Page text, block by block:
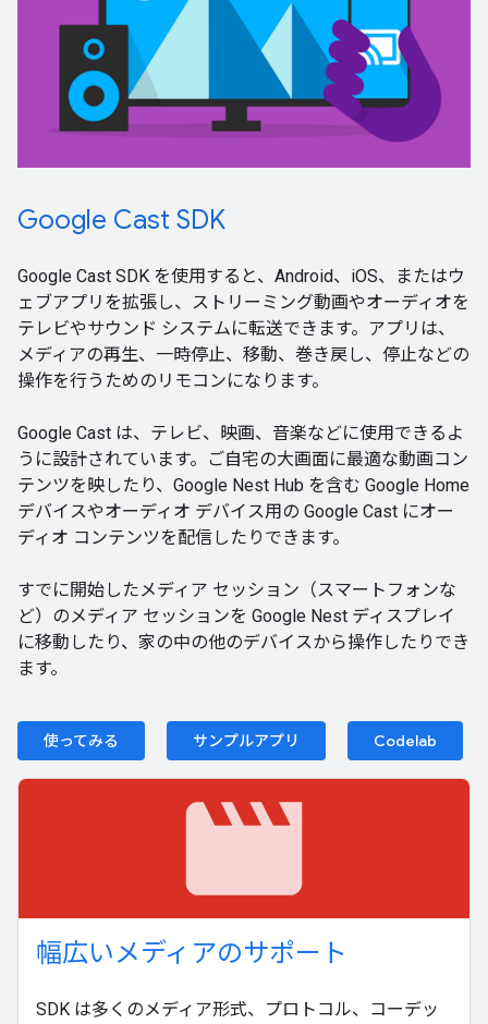
Google Cast SDK
Google Cast SDK を使用すると、Android、iOS、またはウ
ェブアプリを拡張し、ストリーミング動画やオーディオを
テレビやサウンド システムに転送できます。アプリは、
メディアの再生、一時停止、移動、巻き戻し、停止などの
操作を行うためのリモコンになります。
Google Cast は、テレビ、映画、音楽などに使用できるよ
うに設計されています。ご自宅の大画面に最適な動画コン
テンツを映したり、Google Nest Hub を含む Google Home
デバイスやオーディオ デバイス用の Google Cast にオー
ディオ コンテンツを配信したりできます。
すでに開始したメディア セッション（スマートフォンな
ど）のメディア セッションを Google Nest ディスプレイ
に移動したり、家の中の他のデバイスから操作したりでき
ます。
使ってみる サンプルアプリ Codelab
movie
幅広いメディアのサポート
SDK は多くのメディア形式、プロトコル、コーデッ